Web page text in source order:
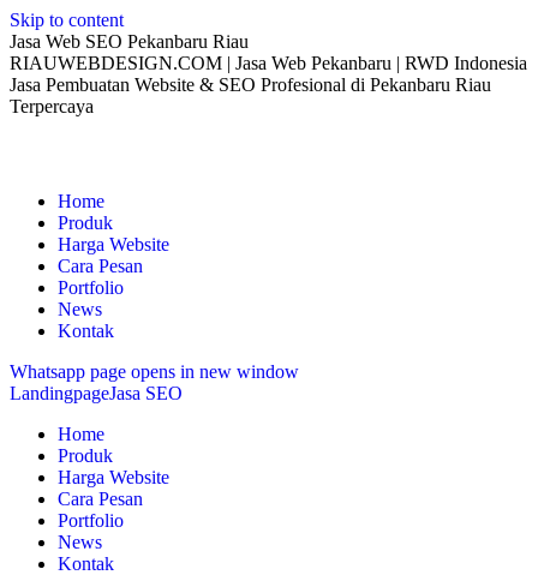
Skip to content
Jasa Web SEO Pekanbaru Riau
RIAUWEBDESIGN.COM | Jasa Web Pekanbaru | RWD Indonesia
Jasa Pembuatan Website & SEO Profesional di Pekanbaru Riau
Terpercaya
Home
Produk
Harga Website
Cara Pesan
Portfolio
News
Kontak
Whatsapp page opens in new window
LandingpageJasa SEO
Home
Produk
Harga Website
Cara Pesan
Portfolio
News
Kontak